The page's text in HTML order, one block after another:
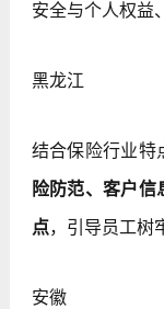
安全与个人权益
黑龙江
结合保险行业特
险防范、客户
点，引导员工树
安徽